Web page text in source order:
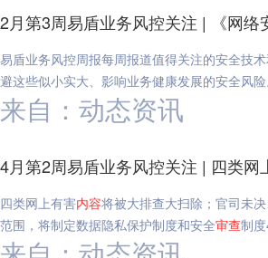
2月第3周易盾业务风控关注 | 《网络
易盾业务风控周报每周报道值得关注的安全技
避这些似小实大、影响业务健康发展的安全风
来自：动态资讯
4月第2周易盾业务风控关注 | 四类网
四类网上有害内容将被大排查大扫除；官司未
范围，将制定数据隐私保护制度和安全审查制